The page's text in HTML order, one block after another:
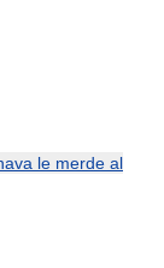
le merde al